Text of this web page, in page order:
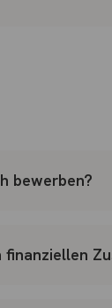
bewerben?
finanziellen